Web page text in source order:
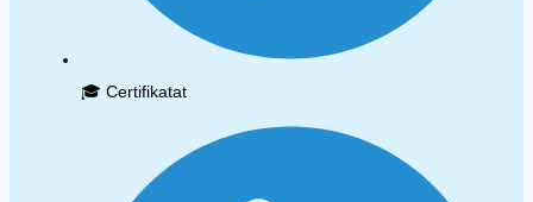
🎓 Certifikatat